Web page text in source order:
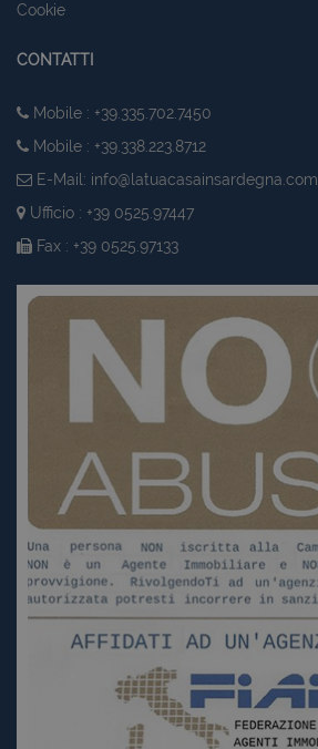
Cookie
CONTATTI
Mobile : +39.335.702.7450
Mobile : +39.338.223.8712
E-Mail: info@latuacasainsardegna.com
Ufficio : +39 0525.97447
Fax : +39 0525.97133